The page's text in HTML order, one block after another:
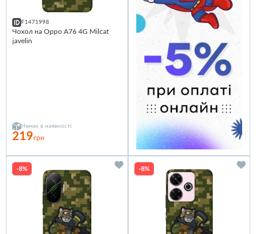
F1471998
Чохол на Oppo A76 4G Milcat
javelin
Немає в наявності
219грн
-8% -8%